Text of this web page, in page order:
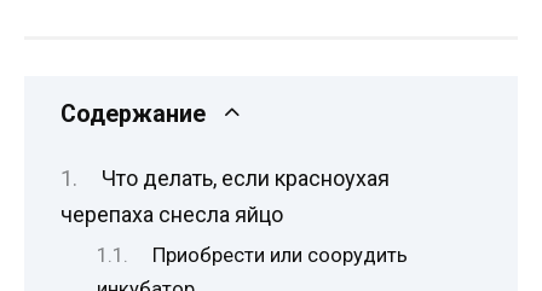
Содержание
Что делать, если красноухая
черепаха снесла яйцо
Приобрести или соорудить